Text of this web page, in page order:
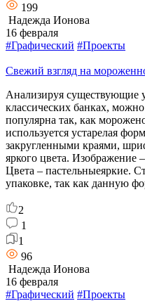
199
Надежда Ионова
16 февраля
#Графический #Проекты
Свежий взгляд на
Анализируя существующие
классических банках,
популярна так, как
используется устарелая
закругленными краями,
яркого цвета. Изображение
Цвета – пастельныеяркие.
упаковке, так как данную
2
1
1
96
Надежда Ионова
16 февраля
#Графический #Проекты